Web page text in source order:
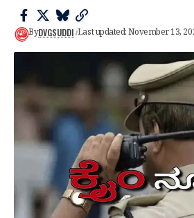
ByDVGSUDDI Last updated: November 13,